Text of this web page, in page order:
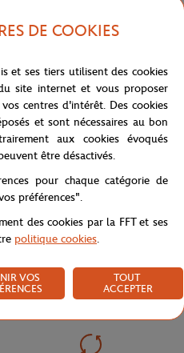
DE COOKIES
et ses tiers utilisent des cookies
site internet et vous proposer
centres d'intérêt. Des cookies
et sont nécessaires au bon
aux cookies évoqués
être désactivés.
pour chaque catégorie de
préférences".
des cookies par la FFT et ses
politique cookies.
VOS
TOUT
ACCEPTER